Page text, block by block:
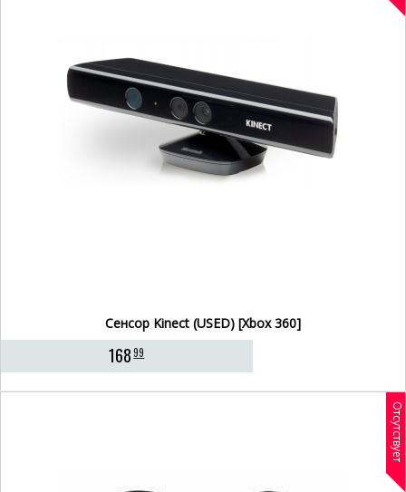
Сенсор Kinect (USED) [Xbox 360]
16899
Отсутствует